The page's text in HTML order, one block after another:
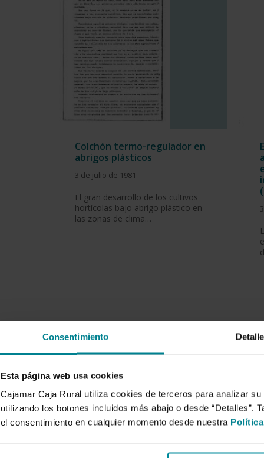
Consentimiento
Esta página web usa cookies
Cajamar Caja Rural utiliza cookies de terceros para analizar
utilizando los botones incluidos más abajo o desde “Detalles”.
el consentimiento en cualquier momento desde nuestra
Colchón termo-regulador en
abrigos plásticos
3 de julio de 1981
El gran desarrollo de los cultivos
hortícolas bajo abrigo plástico en
las zonas de clima…